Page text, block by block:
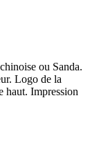
ou Sanda.
Logo de la
haut. Impression